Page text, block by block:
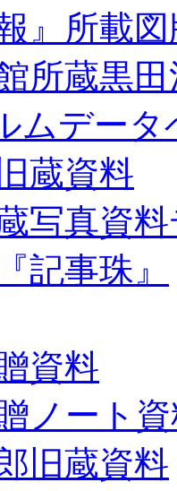
』所載
所蔵黒
ムデータ
蔵資料
写真資
記事珠』
資料
ノート
旧蔵資料